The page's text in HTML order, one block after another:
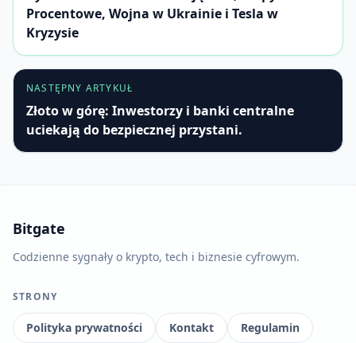
Procentowe, Wojna w Ukrainie i Tesla w
Kryzysie
NASTĘPNY ARTYKUŁ
Złoto w górę: Inwestorzy i banki centralne
uciekają do bezpiecznej przystani.
Bitgate
Codzienne sygnały o krypto, tech i biznesie cyfrowym.
STRONY
Polityka prywatności Kontakt Regulamin